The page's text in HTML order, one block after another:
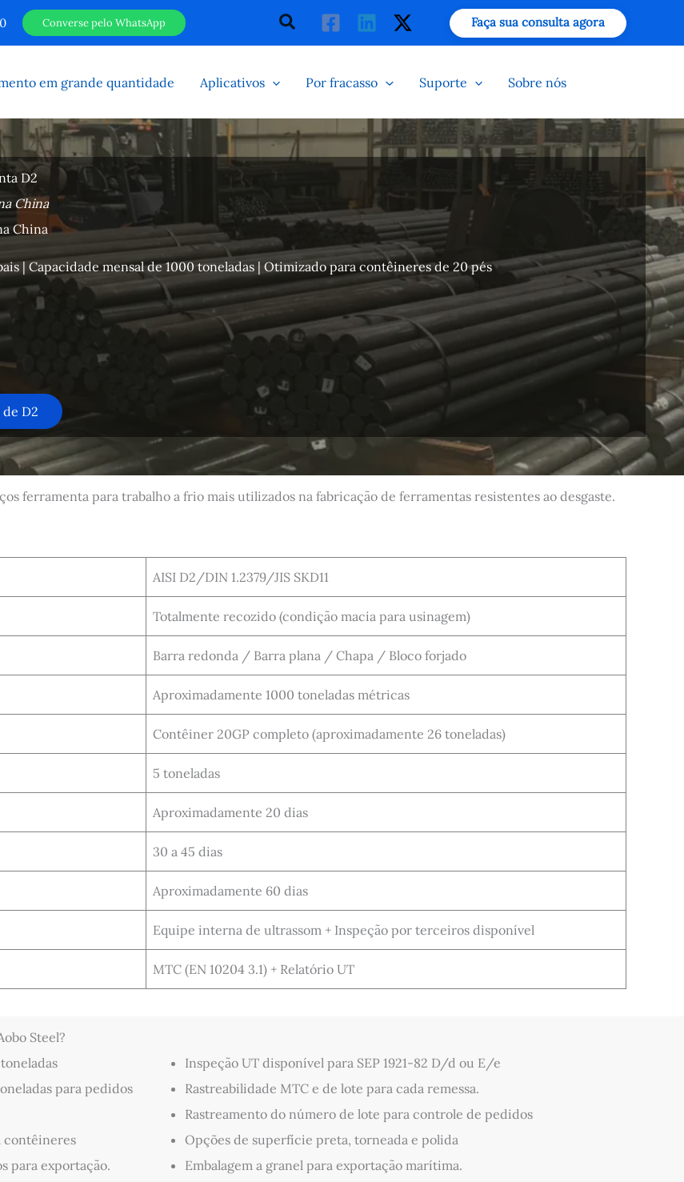
Converse pelo WhatsApp Pesquisar Faça sua consulta agora
em grande quantidade Aplicativos Por fracasso Suporte Sobre nós
D2
China
China
| Capacidade mensal de 1000 toneladas | Otimizado para contêineres de 20 pés
D2
ferramenta para trabalho a frio mais utilizados na fabricação de ferramentas resistentes ao desgaste.
AISI D2/DIN 1.2379/JIS SKD11
Totalmente recozido (condição macia para usinagem)
Barra redonda / Barra plana / Chapa / Bloco forjado
Aproximadamente 1000 toneladas métricas
Contêiner 20GP completo (aproximadamente 26 toneladas)
5 toneladas
Aproximadamente 20 dias
30 a 45 dias
Aproximadamente 60 dias
Equipe interna de ultrassom + Inspeção por terceiros disponível
MTC (EN 10204 3.1) + Relatório UT
Steel?
para pedidos
contêineres
para exportação.
Inspeção UT disponível para SEP 1921-82 D/d ou E/e
Rastreabilidade MTC e de lote para cada remessa.
Rastreamento do número de lote para controle de pedidos
Opções de superfície preta, torneada e polida
Embalagem a granel para exportação marítima.